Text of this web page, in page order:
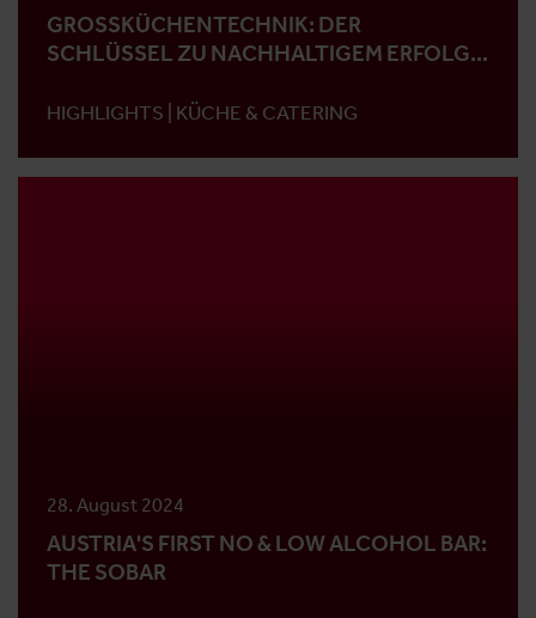
GROSSKÜCHENTECHNIK: DER S
CHLÜSSEL ZU NACHHALTIGEM ERFOLG I
HIGHLIGHTS | KÜCHE & CATERING
28. August 2024
AUSTRIA'S FIRST NO & LOW ALCOHOL BAR:
THE SOBAR